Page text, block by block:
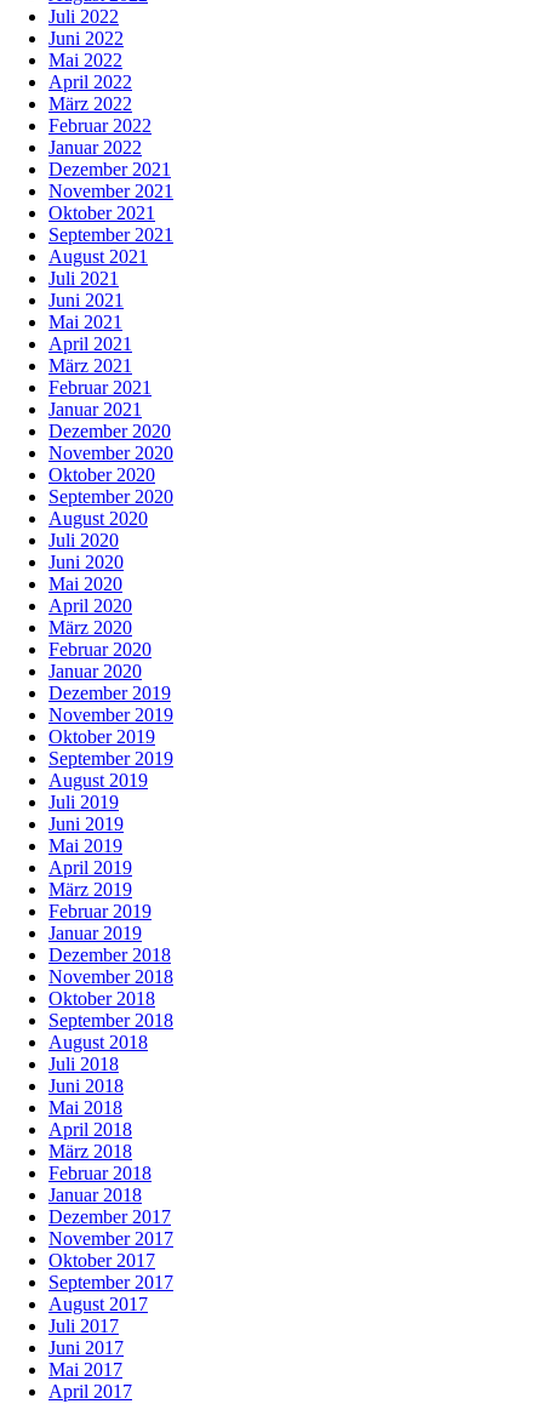
Juli 2022
Juni 2022
Mai 2022
April 2022
März 2022
Februar 2022
Januar 2022
Dezember 2021
November 2021
Oktober 2021
September 2021
August 2021
Juli 2021
Juni 2021
Mai 2021
April 2021
März 2021
Februar 2021
Januar 2021
Dezember 2020
November 2020
Oktober 2020
September 2020
August 2020
Juli 2020
Juni 2020
Mai 2020
April 2020
März 2020
Februar 2020
Januar 2020
Dezember 2019
November 2019
Oktober 2019
September 2019
August 2019
Juli 2019
Juni 2019
Mai 2019
April 2019
März 2019
Februar 2019
Januar 2019
Dezember 2018
November 2018
Oktober 2018
September 2018
August 2018
Juli 2018
Juni 2018
Mai 2018
April 2018
März 2018
Februar 2018
Januar 2018
Dezember 2017
November 2017
Oktober 2017
September 2017
August 2017
Juli 2017
Juni 2017
Mai 2017
April 2017